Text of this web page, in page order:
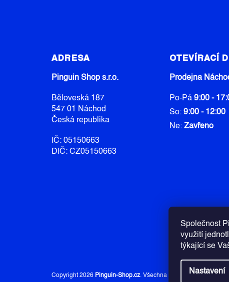
Společnost
využití
týkající se
Nastavení
ADRESA
Pinguin Shop s.r.o.
Běloveská 187
547 01 Náchod
Česká republika
IČ: 05150663
DIČ: CZ05150663
OTEVÍRACÍ
Prodejna
Po-Pá 9:00 -
So: 9:00 - 12:00
Ne: Zavřeno
Copyright 2026 Pinguin-Shop.cz. Všechna práva vyhrazena.